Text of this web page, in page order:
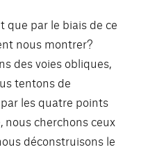
par le biais de ce
nous montrer?
des voies obliques,
tentons de
les quatre points
cherchons ceux
déconstruisons le